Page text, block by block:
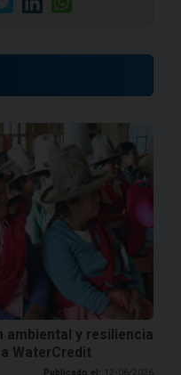
ambiental y resiliencia
WaterCredit
Publicado el: 12/06/2026